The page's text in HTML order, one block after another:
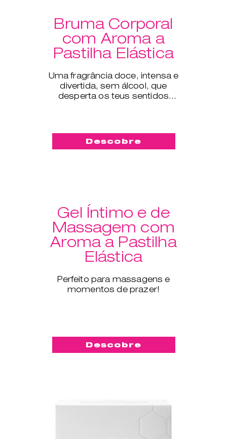
Bruma Corporal
com Aroma a
Pastilha Elástica
Uma fragrância doce, intensa e
divertida, sem álcool, que
desperta os teus sentidos
Descobre
Gel Íntimo e de
Massagem com
Aroma a Pastilha
Elástica
Perfeito para massagens e
momentos de prazer!
Descobre